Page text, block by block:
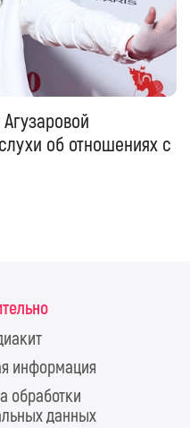
об отношениях с
информация
обработки
данных